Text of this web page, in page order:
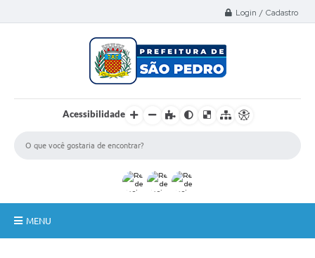
Login / Cadastro
Acessibilidade
MENU